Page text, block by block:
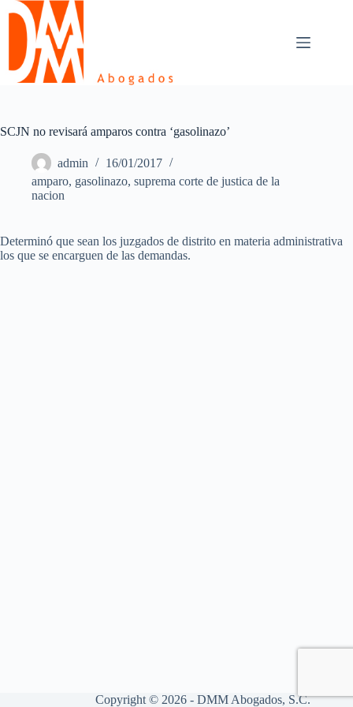
Skip
content
SCJN no revisará amparos contra ‘gasolinazo’
admin
16/01/2017
amparo, gasolinazo, suprema corte de justica de la
nacion
Determinó que sean los juzgados de distrito en materia administrativa
los que se encarguen de las demandas.
Copyright © 2026 - DMM Abogados, S.C.